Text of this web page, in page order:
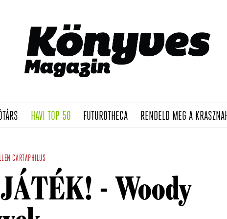
(CURRENT)
HAVI TOP 50(CURRENT)
FUTUROTHECA(CURRENT)
RENDELD MEG A
CARTAPHILUS
- Woody